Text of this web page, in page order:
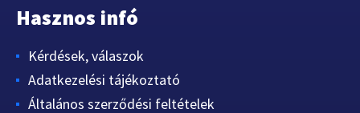
Hasznos infó
Kérdések, válaszok
Adatkezelési tájékoztató
Általános szerződési feltételek